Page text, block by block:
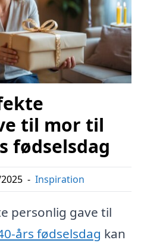
til mor til
fødselsdag
- Inspiration
personlig gave til
års fødselsdag kan